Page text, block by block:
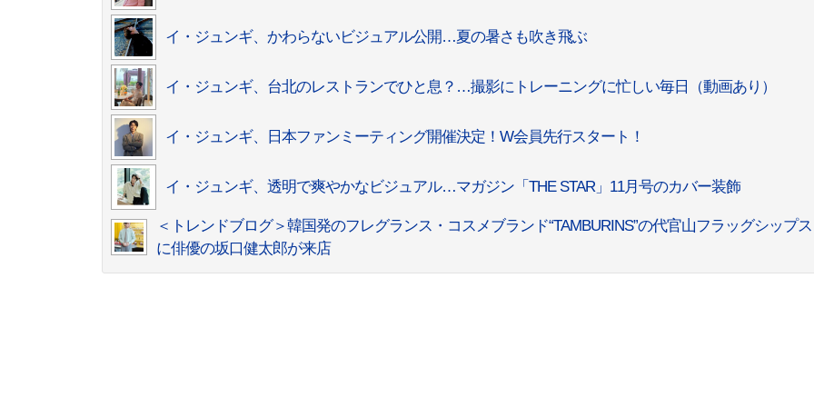
イ・ジュンギ、かわらないビジュアル公開…夏の暑さも吹き飛ぶ
イ・ジュンギ、台北のレストランでひと息？…撮影にトレーニングに忙しい毎日（動画あり）
イ・ジュンギ、日本ファンミーティング開催決定！W会員先行スタート！
イ・ジュンギ、透明で爽やかなビジュアル…マガジン「THE STAR」11月号のカバー装飾
＜トレンドブログ＞韓国発のフレグランス・コスメブランド“TAMBURINS”の代官山フラッグシップ
に俳優の坂口健太郎が来店